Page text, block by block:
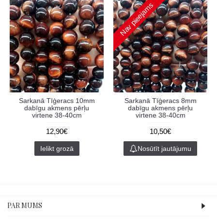
Sarkanā Tīģeracs 10mm
dabīgu akmens pērļu
virtene 38-40cm
12,90€
Ielikt grozā
Nav pieejams
Sarkanā Tīģeracs 8mm
dabīgu akmens pērļu
virtene 38-40cm
10,50€
Nosūtīt jautājumu
PAR MUMS